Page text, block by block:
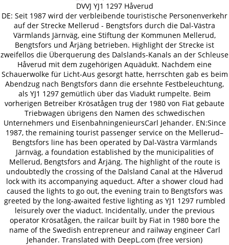
DVVJ YJ1 1297 Håverud
DE: Seit 1987 wird der verbleibende touristische Personenverkehr
auf der Strecke Mellerud - Bengtsfors durch die Dal-Västra
Värmlands Järnväg, eine Stiftung der Kommunen Mellerud,
Bengtsfors und Årjäng betrieben. Highlight der Strecke ist
zweifellos die Überquerung des Dalslands-Kanals an der Schleuse
Håverud mit dem zugehörigen Aquädukt. Nachdem eine
Schauerwolke für Licht-Aus gesorgt hatte, herrschten gab es beim
Abendzug nach Bengtsfors dann die ersehnte Festbeleuchtung,
als YJ1 1297 gemütlich über das Viadukt rumpelte. Beim
vorherigen Betreiber Krösatågen trug der 1980 von Fiat gebaute
Triebwagen übrigens den Namen des schwedischen
Unternehmers und EisenbahningenieursCarl Jehander. EN:Since
1987, the remaining tourist passenger service on the Mellerud–
Bengtsfors line has been operated by Dal-Västra Värmlands
Järnväg, a foundation established by the municipalities of
Mellerud, Bengtsfors and Årjäng. The highlight of the route is
undoubtedly the crossing of the Dalsland Canal at the Håverud
lock with its accompanying aqueduct. After a shower cloud had
caused the lights to go out, the evening train to Bengtsfors was
greeted by the long-awaited festive lighting as YJ1 1297 rumbled
leisurely over the viaduct. Incidentally, under the previous
operator Krösatågen, the railcar built by Fiat in 1980 bore the
name of the Swedish entrepreneur and railway engineer Carl
Jehander. Translated with DeepL.com (free version)